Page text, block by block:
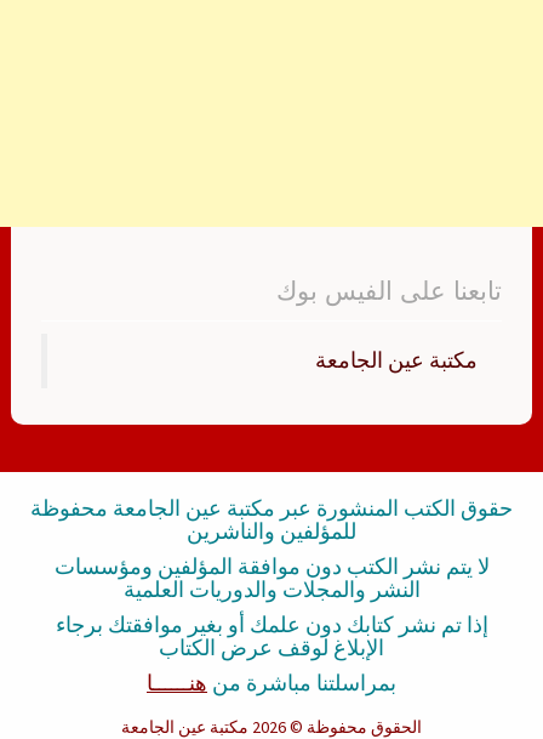
تابعنا على الفيس بوك
‏مكتبة عين الجامعة‏
حقوق الكتب المنشورة عبر مكتبة عين الجامعة محفوظة
للمؤلفين والناشرين
لا يتم نشر الكتب دون موافقة المؤلفين ومؤسسات
النشر والمجلات والدوريات العلمية
إذا تم نشر كتابك دون علمك أو بغير موافقتك برجاء
الإبلاغ لوقف عرض الكتاب
بمراسلتنا مباشرة من هنــــــا
الحقوق محفوظة © 2026 مكتبة عين الجامعة